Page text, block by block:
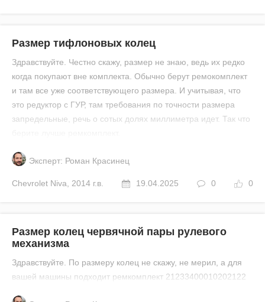
Размер тифлоновых колец
Здравствуйте. Честно скажу, размер не знаю, ведь их редко
когда покупают вне комплекта. Обычно берут ремокомплект
и там все уже соответствующего размера. И учитывая, что
это редуктор с ГУР, там требования по точности размера
запредельные, речь о сотых долях миллиметра идет. Так что
Эксперт: Роман Красинец
Chevrolet Niva 2014 г.в. 19.04.2025 0 0
Размер колец червячной пары рулевого
механизма
Здравствуйте. По размеру колец не скажу, не мерил, а для
вашей машины подходит ремкомплект 21233400010202122